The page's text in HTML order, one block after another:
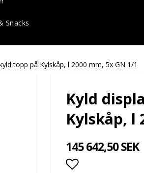
Snacks
topp på Kylskåp, l 2000 mm, 5x GN 1/1
Kyld
Kylskåp, l
145 642,50 SEK